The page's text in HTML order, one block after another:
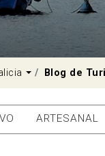
Dropdown
Blog de
ARTESANAL